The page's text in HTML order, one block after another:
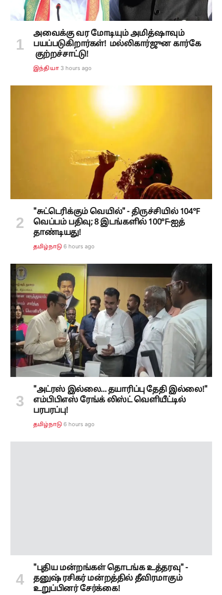
அவைக்கு வர மோடியும் அமித்ஷாவும்
பயப்படுகிறார்கள்! மல்லிகார்ஜுன கார்கே
குற்றச்சாட்டு!
இந்தியா 3 hours ago
"சுட்டெரிக்கும் வெயில்" - திருச்சியில் 104°F
வெப்பம் பதிவு; 8 இடங்களில் 100°F-ஐத்
தாண்டியது!
தமிழ்நாடு 6 hours ago
"அட்ரஸ் இல்லை... தயாரிப்பு தேதி இல்லை!"
எம்பிபிஎஸ் ரேங்க் லிஸ்ட் வெளியீட்டில்
பரபரப்பு!
தமிழ்நாடு 6 hours ago
"புதிய மன்றங்கள் தொடங்க உத்தரவு" -
தனுஷ் ரசிகர் மன்றத்தில் தீவிரமாகும்
உறுப்பினர் சேர்க்கை!